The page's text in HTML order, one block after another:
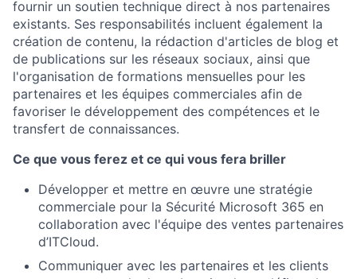
fournir un soutien technique direct à nos partenaires
existants. Ses responsabilités incluent également la
création de contenu, la rédaction d'articles de blog et
de publications sur les réseaux sociaux, ainsi que
l'organisation de formations mensuelles pour les
partenaires et les équipes commerciales afin de
favoriser le développement des compétences et le
transfert de connaissances.
Ce que vous ferez et ce qui vous fera briller
Développer et mettre en œuvre une stratégie
commerciale pour la Sécurité Microsoft 365 en
collaboration avec l'équipe des ventes partenaires
d’ITCloud.
Communiquer avec les partenaires et les clients